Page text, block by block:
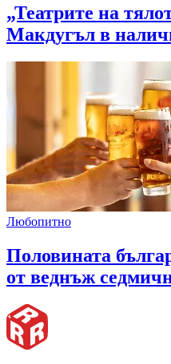
„Театрите на
Макдугъл в
Любопитно
Половината
от веднъж